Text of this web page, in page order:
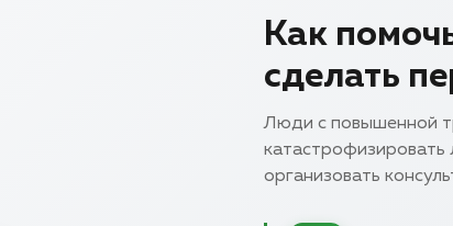
Как
сделать
Люди с повышенной
организовать